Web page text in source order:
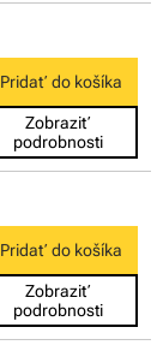
Pridať do košíka
Zobraziť
podrobnosti
Pridať do košíka
Zobraziť
podrobnosti